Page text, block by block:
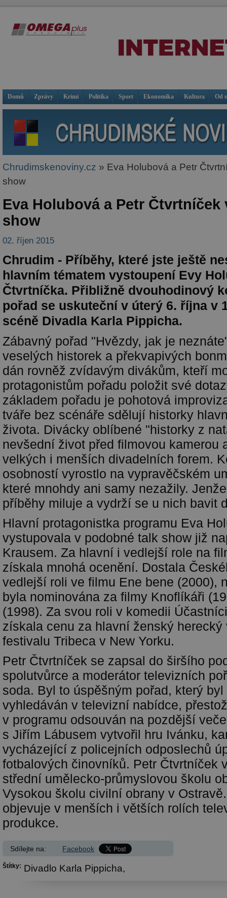
Domů Zprávy Krimi Politika Sport Ekonomika Kultura Od
Chrudimskenoviny.cz » Eva Holubová a Petr
show
Eva Holubová a Petr Čtvrtníček
show
02. říjen 2015
Chrudim - Příběhy, které jste ještě
hlavním tématem vystoupení Evy
Čtvrtníčka. Přibližně dvouhodinový
pořad se uskuteční v úterý 6. října v
scéně Divadla Karla Pippicha.
Zábavný pořad "Hvězdy, jak je
veselých historek a překvapivých
dán rovněž zvídavým divákům, kteří
protagonistům pořadu položit své
základem pořadu je pohotová
tváře bez scénáře sdělují historky
života. Divácky oblíbené "historky z
nevšední život před filmovou kamerou
velkých i menších divadelních forem.
osobností vyrostlo na vypravěčském
které mnohdy ani samy nezažily.
příběhy miluje a vydrží se u nich bavit
Hlavní protagonistka programu Eva
vystupovala v podobné talk show již
Krausem. Za hlavní i vedlejší role na
získala mnohá ocenění. Dostala
vedlejší roli ve filmu Ene bene (2000),
byla nominována za filmy Knoflíkáři
(1998). Za svou roli v komedii
získala cenu za hlavní ženský herecký
festivalu Tribeca v New Yorku.
Petr Čtvrtníček se zapsal do širšího
spolutvůrce a moderátor televizních
soda. Byl to úspěšným pořad, který byl
vyhledáván v televizní nabídce,
v programu odsouván na pozdější
s Jiřím Lábusem vytvořil hru Ivánku,
vycházející z policejních odposlechů
fotbalových činovníků. Petr Čtvrtníček
střední umělecko-průmyslovou školu
Vysokou školu civilní obrany v
objevuje v menších i větších rolích
produkce.
Sdílejte na: Facebook
Štítky: Divadlo Karla Pippicha,